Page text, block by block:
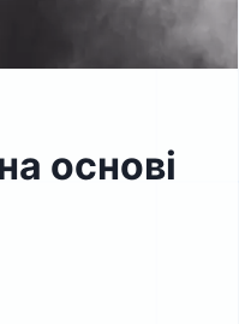
основі